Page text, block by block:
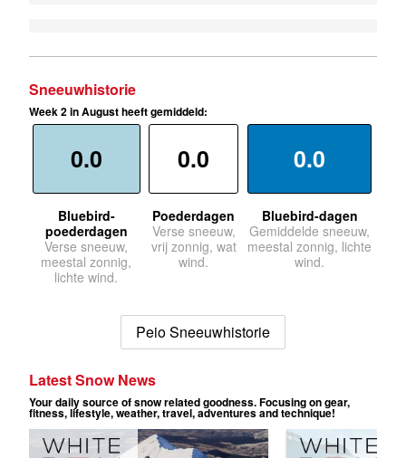
Sneeuwhistorie
Week 2 in August heeft gemiddeld:
0.0
Bluebird-
poederdagen
Verse sneeuw,
meestal zonnig,
lichte wind.
0.0
Poederdagen
Verse sneeuw,
vrij zonnig, wat
wind.
0.0
Bluebird-dagen
Gemiddelde sneeuw,
meestal zonnig, lichte
wind.
Peio Sneeuwhistorie